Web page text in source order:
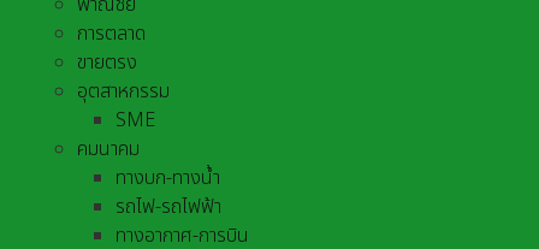
การตลาด
ขายตรง
อุตสาหกรรม
SME
คมนาคม
ทางบก-ทางน้ำ
รถไฟ-รถไฟฟ้า
ทางอากาศ-การบิน